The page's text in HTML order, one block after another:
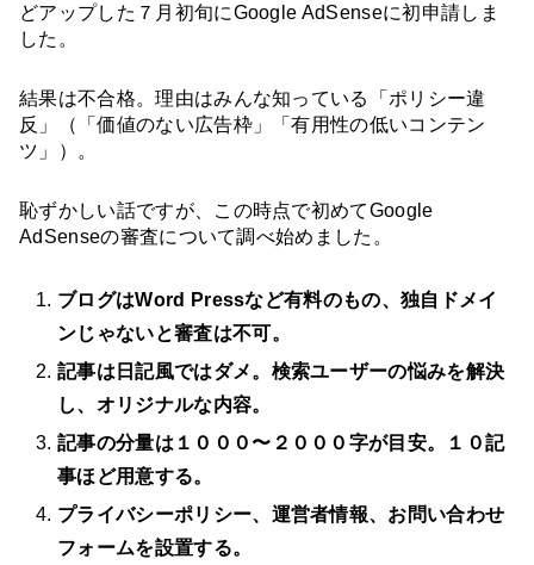
どアップした７月初旬にGoogle AdSenseに初申請しま
した。
結果は不合格。理由はみんな知っている「ポリシー違
反」（「価値のない広告枠」「有用性の低いコンテン
ツ」）。
恥ずかしい話ですが、この時点で初めてGoogle
AdSenseの審査について調べ始めました。
ブログはWord Pressなど有料のもの、独自ドメイ
ンじゃないと審査は不可。
記事は日記風ではダメ。検索ユーザーの悩みを解決
し、オリジナルな内容。
記事の分量は１０００〜２０００字が目安。１０記
事ほど用意する。
プライバシーポリシー、運営者情報、お問い合わせ
フォームを設置する。